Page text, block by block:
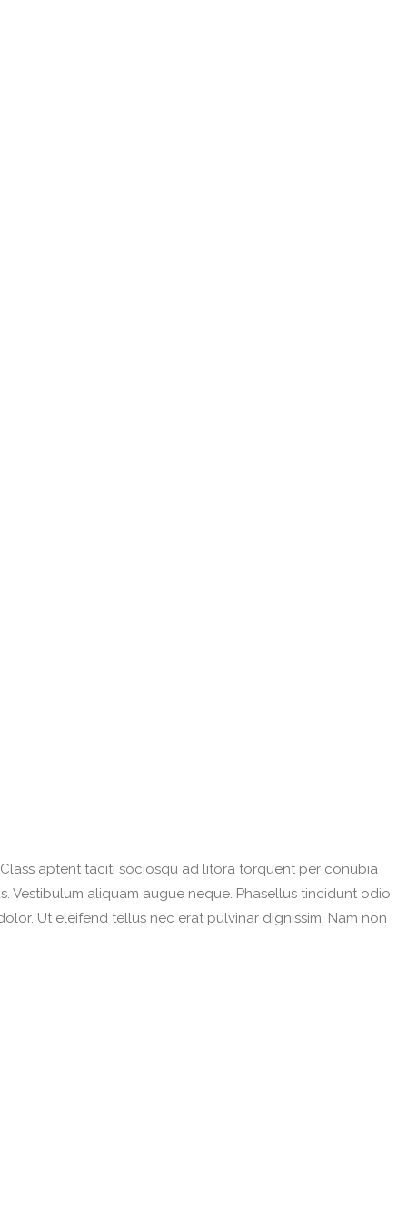
aptent taciti sociosqu ad litora torquent per conubia
Vestibulum aliquam augue neque. Phasellus tincidunt odio
Ut eleifend tellus nec erat pulvinar dignissim. Nam non